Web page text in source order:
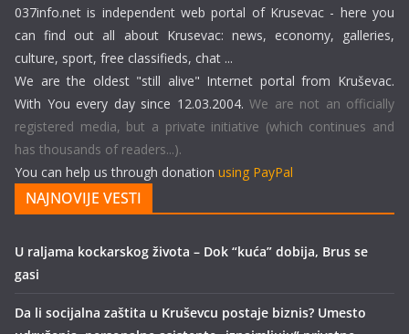
037info.net is independent web portal of Krusevac - here you
can find out all about Krusevac: news, economy, galleries,
culture, sport, free classifieds, chat ...
We are the oldest "still alive" Internet portal from Kruševac.
With You every day since 12.03.2004. We are not an officially
registered media, but a private initiative (which continues and
has thousands of readers...).
You can help us through donation using PayPal
NAJNOVIJE VESTI
U raljama kockarskog života – Dok “kuća” dobija, Brus se
gasi
Da li socijalna zaštita u Kruševcu postaje biznis? Umesto